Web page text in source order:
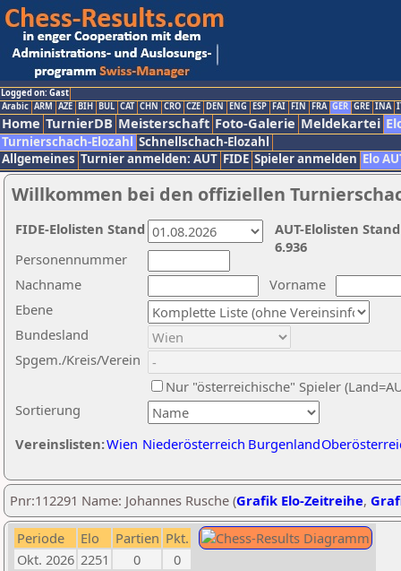
Logged on: Gast
Arabic ARM AZE BIH BUL CAT CHN CRO CZE DEN ENG ESP FAI FIN FRA GER GRE INA
Home TurnierDB Meisterschaft Foto-Galerie Meldekartei
Turnierschach-Elozahl Schnellschach-Elozahl
Allgemeines Turnier anmelden: AUT FIDE Spieler anmelden Elo
Willkommen bei den offiziellen
Nachname
Vorname
Ebene
Sortierung
Personennummer
Bundesland
Spgem./Kreis/Verein
Nur "österreichische" Spieler
Vereinslisten:Wien Niederösterreich Burgenland
AUT-Elolisten
6.936
FIDE-Elolisten Stand
Pnr:112291 Name: Johannes Rusche (Grafik Elo-Zeitreihe,
Periode Elo Partien Pkt.
Okt. 2026 2251 0
0